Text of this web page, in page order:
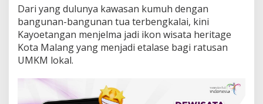
y
a
n
g
K
a
Dari yang dulunya kawasan kumuh dengan
bangunan-bangunan tua terbengkalai, kini
Kayoetangan menjelma jadi ikon wisata heritage
Kota Malang yang menjadi etalase bagi ratusan
UMKM lokal.